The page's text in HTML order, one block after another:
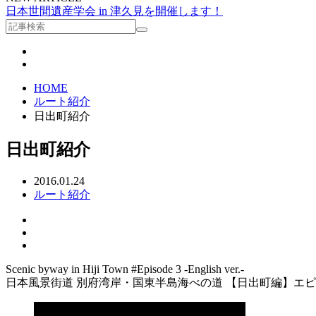
日本世間遺産学会 in 津久見を開催します！
HOME
ルート紹介
日出町紹介
日出町紹介
2016.01.24
ルート紹介
Scenic byway in Hiji Town #Episode 3 -English ver.-
日本風景街道 別府湾岸・国東半島海べの道 【日出町編】エ